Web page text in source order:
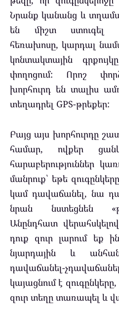
Նրանք կանանց և
են միշտ ստուգել
հեռախոսը, կարդալ
կոնտակտային
փողոցում: Որոշ
խորհուրդ են տալիս
տեղադրել GPS-թրեքեր:
Բայց այս խորհուրդը
համար, ովքեր
հարաբերություններ
մանրուք՝ եթե
կամ դավաճանել, նա դա
նրան նստեցնեն
Անընդհատ
դուք զուր լարում եք
նյարդային և
դավաճանել-
կայացնում է
զուր տեղը տառապել և